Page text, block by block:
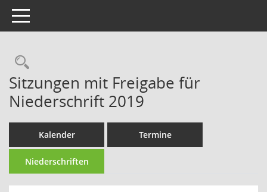
Toggle navigation
Rechercheauswahl
Sitzungen mit Freigabe für
Niederschrift 2019
Kalender Termine
Niederschriften